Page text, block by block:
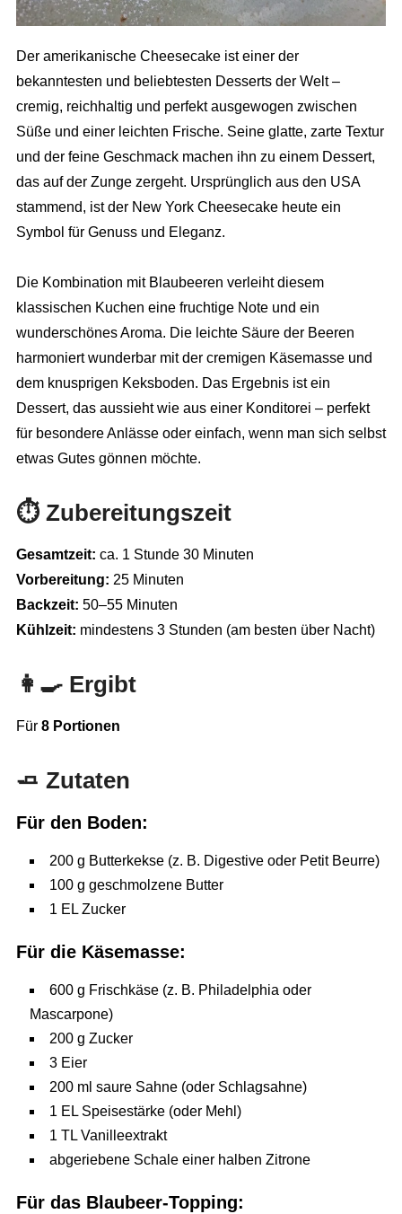
Der amerikanische Cheesecake ist einer der
bekanntesten und beliebtesten Desserts der Welt –
cremig, reichhaltig und perfekt ausgewogen zwischen
Süße und einer leichten Frische. Seine glatte, zarte Textur
und der feine Geschmack machen ihn zu einem Dessert,
das auf der Zunge zergeht. Ursprünglich aus den USA
stammend, ist der New York Cheesecake heute ein
Symbol für Genuss und Eleganz.
Die Kombination mit Blaubeeren verleiht diesem
klassischen Kuchen eine fruchtige Note und ein
wunderschönes Aroma. Die leichte Säure der Beeren
harmoniert wunderbar mit der cremigen Käsemasse und
dem knusprigen Keksboden. Das Ergebnis ist ein
Dessert, das aussieht wie aus einer Konditorei – perfekt
für besondere Anlässe oder einfach, wenn man sich selbst
etwas Gutes gönnen möchte.
⏱️ Zubereitungszeit
Gesamtzeit: ca. 1 Stunde 30 Minuten
Vorbereitung: 25 Minuten
Backzeit: 50–55 Minuten
Kühlzeit: mindestens 3 Stunden (am besten über Nacht)
👩‍🍳 Ergibt
Für 8 Portionen
🧈 Zutaten
Für den Boden:
200 g Butterkekse (z. B. Digestive oder Petit Beurre)
100 g geschmolzene Butter
1 EL Zucker
Für die Käsemasse:
600 g Frischkäse (z. B. Philadelphia oder
Mascarpone)
200 g Zucker
3 Eier
200 ml saure Sahne (oder Schlagsahne)
1 EL Speisestärke (oder Mehl)
1 TL Vanilleextrakt
abgeriebene Schale einer halben Zitrone
Für das Blaubeer-Topping: